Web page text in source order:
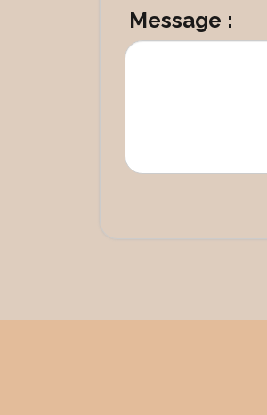
Message :